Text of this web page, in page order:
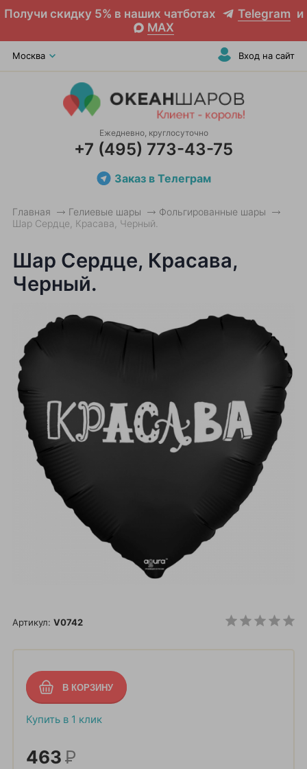
Получи скидку 5% в наших чатботах Telegram и
MAX
Москва Вход на сайт
Ежедневно, круглосуточно
+7 (495) 773-43-75
Заказ в Телеграм
Главная Гелиевые шары
Фольгированные шары
Шар Сердце, Красава, Черный.
Шар Сердце, Красава,
Черный.
Артикул: V0742
Купить в 1 клик
463Р